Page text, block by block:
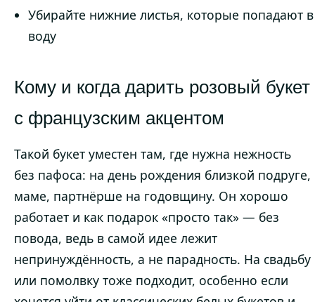
Убирайте нижние листья, которые попадают в
воду
Кому и когда дарить розовый букет
с французским акцентом
Такой букет уместен там, где нужна нежность
без пафоса: на день рождения близкой подруге,
маме, партнёрше на годовщину. Он хорошо
работает и как подарок «просто так» — без
повода, ведь в самой идее лежит
непринуждённость, а не парадность. На свадьбу
или помолвку тоже подходит, особенно если